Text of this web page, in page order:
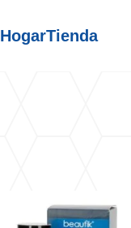
HogarTienda